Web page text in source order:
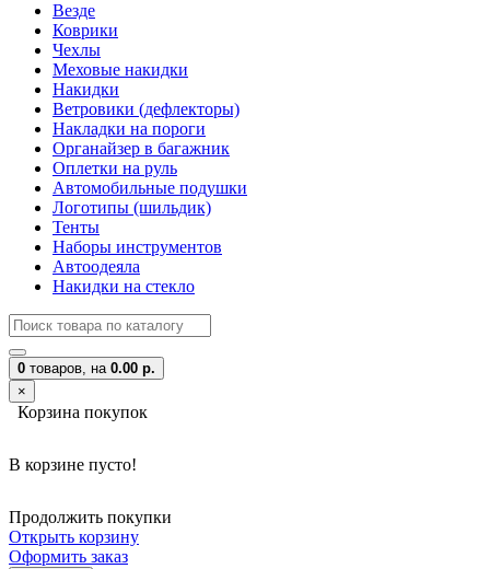
Везде
Коврики
Чехлы
Меховые накидки
Накидки
Ветровики (дефлекторы)
Накладки на пороги
Органайзер в багажник
Оплетки на руль
Автомобильные подушки
Логотипы (шильдик)
Тенты
Наборы инструментов
Автоодеяла
Накидки на стекло
0 товаров, на 0.00 р.
×
Корзина покупок
В корзине пусто!
Продолжить покупки
Открыть корзину
Оформить заказ